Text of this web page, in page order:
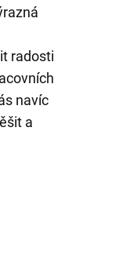
radosti
navíc
a